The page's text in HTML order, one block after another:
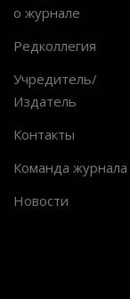
о журнале
Редколлегия
Учредитель/
Издатель
Контакты
Команда журнала
Новости